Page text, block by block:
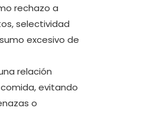
rechazo a
selectividad
excesivo de
relación
evitando
o